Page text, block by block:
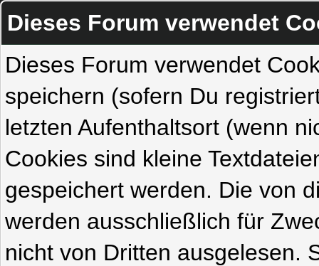
Dieses Forum verwendet
Dieses Forum verwendet
speichern (sofern Du
letzten Aufenthaltsort (wenn
Cookies sind kleine
gespeichert werden. Die von
werden ausschließlich für
nicht von Dritten ausgelesen.